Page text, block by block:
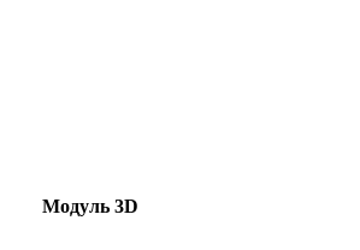
Модуль 3D